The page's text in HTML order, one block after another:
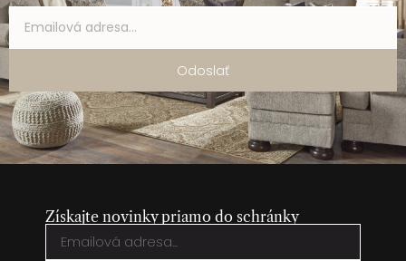
Odoslať
Získajte novinky priamo do schránky